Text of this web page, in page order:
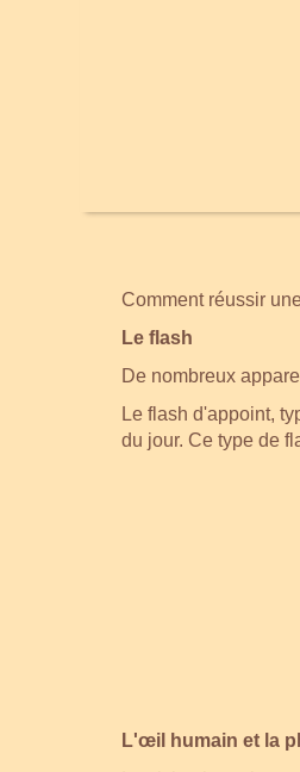
Comment réussir
Le flash
De nombreux
Le flash d'appoint,
du jour. Ce type de
L'œil humain et la